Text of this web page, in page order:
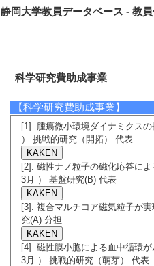
静岡大学教員データベース - 教
科学研究費助成事業
【科学研究費助成事業】
[1]. 腫瘍微小環境ダイナミクス
） 挑戦的研究（開拓） 代表
[2]. 磁性ナノ粒⼦の磁化応答に
3月 ） 基盤研究(B) 代表
[3]. 複合マルチコア磁気粒子が
究(A) 分担
[4]. 磁性膜小胞による血中循環
3月 ） 挑戦的研究（萌芽） 代表